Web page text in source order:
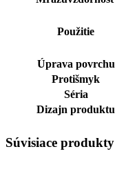
Použitie
Úprava povrchu
Protišmyk
Séria
Dizajn produktu
Súvisiace produkty